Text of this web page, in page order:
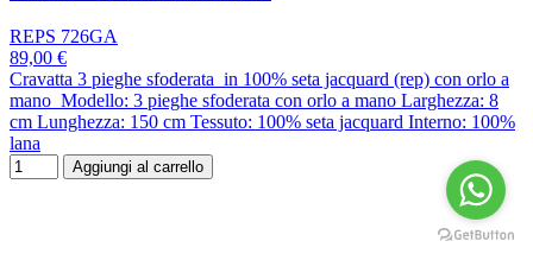
REPS 726GA
89,00 €
Cravatta 3 pieghe sfoderata in 100% seta jacquard (rep) con orlo a
mano Modello: 3 pieghe sfoderata con orlo a mano Larghezza: 8
cm Lunghezza: 150 cm Tessuto: 100% seta jacquard Interno: 100%
lana
Aggiungi al carrello